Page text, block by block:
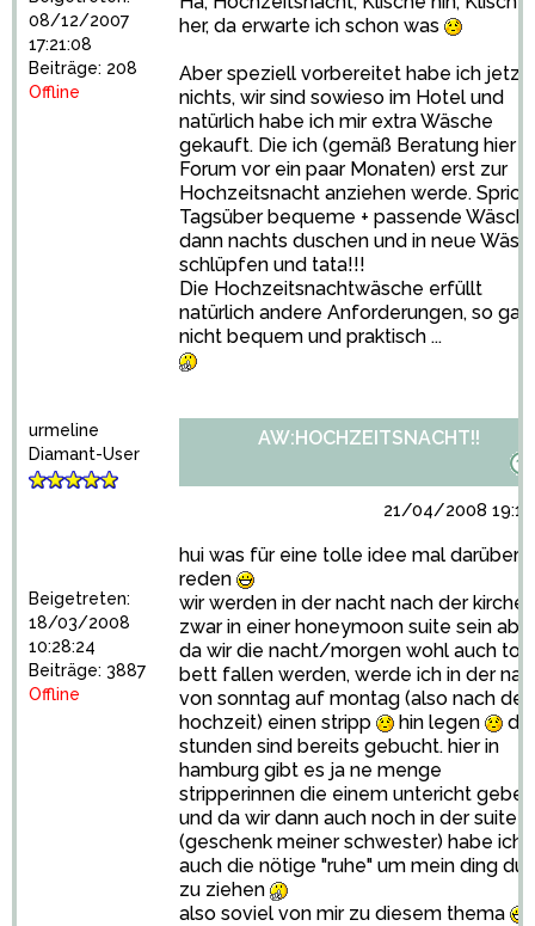
08/12/2007
17:21:08
Beiträge: 208
Offline
her, da erwarte ich schon was
Aber speziell vorbereitet habe ich jetzt
nichts, wir sind sowieso im Hotel und
natürlich habe ich mir extra Wäsche
gekauft. Die ich (gemäß Beratung hier
Forum vor ein paar Monaten) erst zur
Hochzeitsnacht anziehen werde. Sprich:
Tagsüber bequeme + passende
dann nachts duschen und in neue
schlüpfen und tata!!!
Die Hochzeitsnachtwäsche erfüllt
natürlich andere Anforderungen, so gar
nicht bequem und praktisch ...
urmeline
Diamant-User
Beigetreten:
18/03/2008
10:28:24
Beiträge: 3887
Offline
AW:HOCHZEITSNACHT!!
21/04/2008
hui was für eine tolle idee mal darüber
reden
wir werden in der nacht nach der kirche
zwar in einer honeymoon suite sein
da wir die nacht/morgen wohl auch tot
bett fallen werden, werde ich in der
von sonntag auf montag (also nach der
hochzeit) einen stripp
hin legen
die
stunden sind bereits gebucht. hier in
hamburg gibt es ja ne menge
stripperinnen die einem untericht
und da wir dann auch noch in der suite
(geschenk meiner schwester) habe ich
auch die nötige "ruhe" um mein ding
zu ziehen
also soviel von mir zu diesem thema